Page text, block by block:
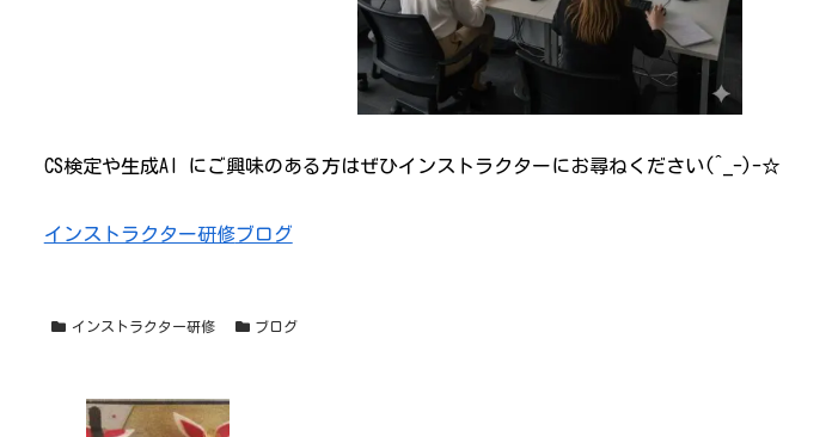
CS検定や生成AI にご興味のある方はぜひインストラクターにお尋ねください(^_-)-☆
インストラクター研修ブログ
インストラクター研修 ブログ